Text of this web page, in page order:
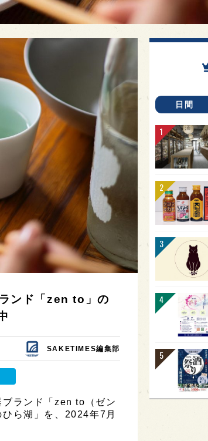
ンド「zen to」の
SAKETIMES編集部
ランド「zen to（ゼン
ら湖」を、2024年7月
日間